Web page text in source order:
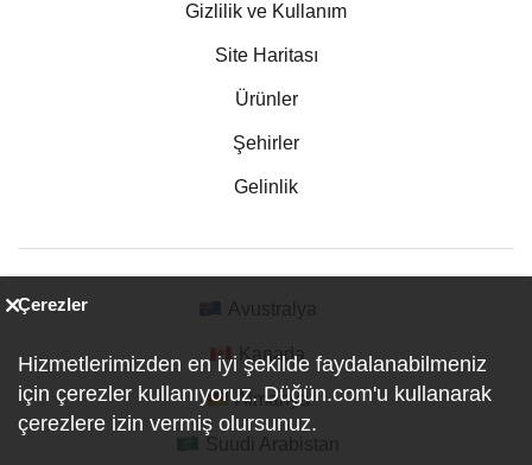
Gizlilik ve Kullanım
Site Haritası
Ürünler
Şehirler
Gelinlik
Kanada
Almanya
Çerezler
Hizmetlerimizden en iyi şekilde faydalanabilmeniz
için çerezler kullanıyoruz. Düğün.com'u kullanarak
çerezlere izin vermiş olursunuz.